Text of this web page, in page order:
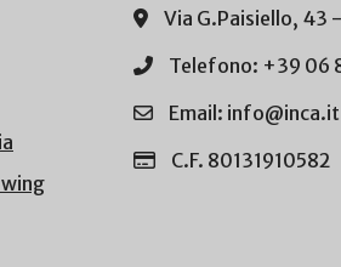
Via G.Paisiello, 43
Telefono: +39 06
Email: info@inca.it
C.F. 80131910582